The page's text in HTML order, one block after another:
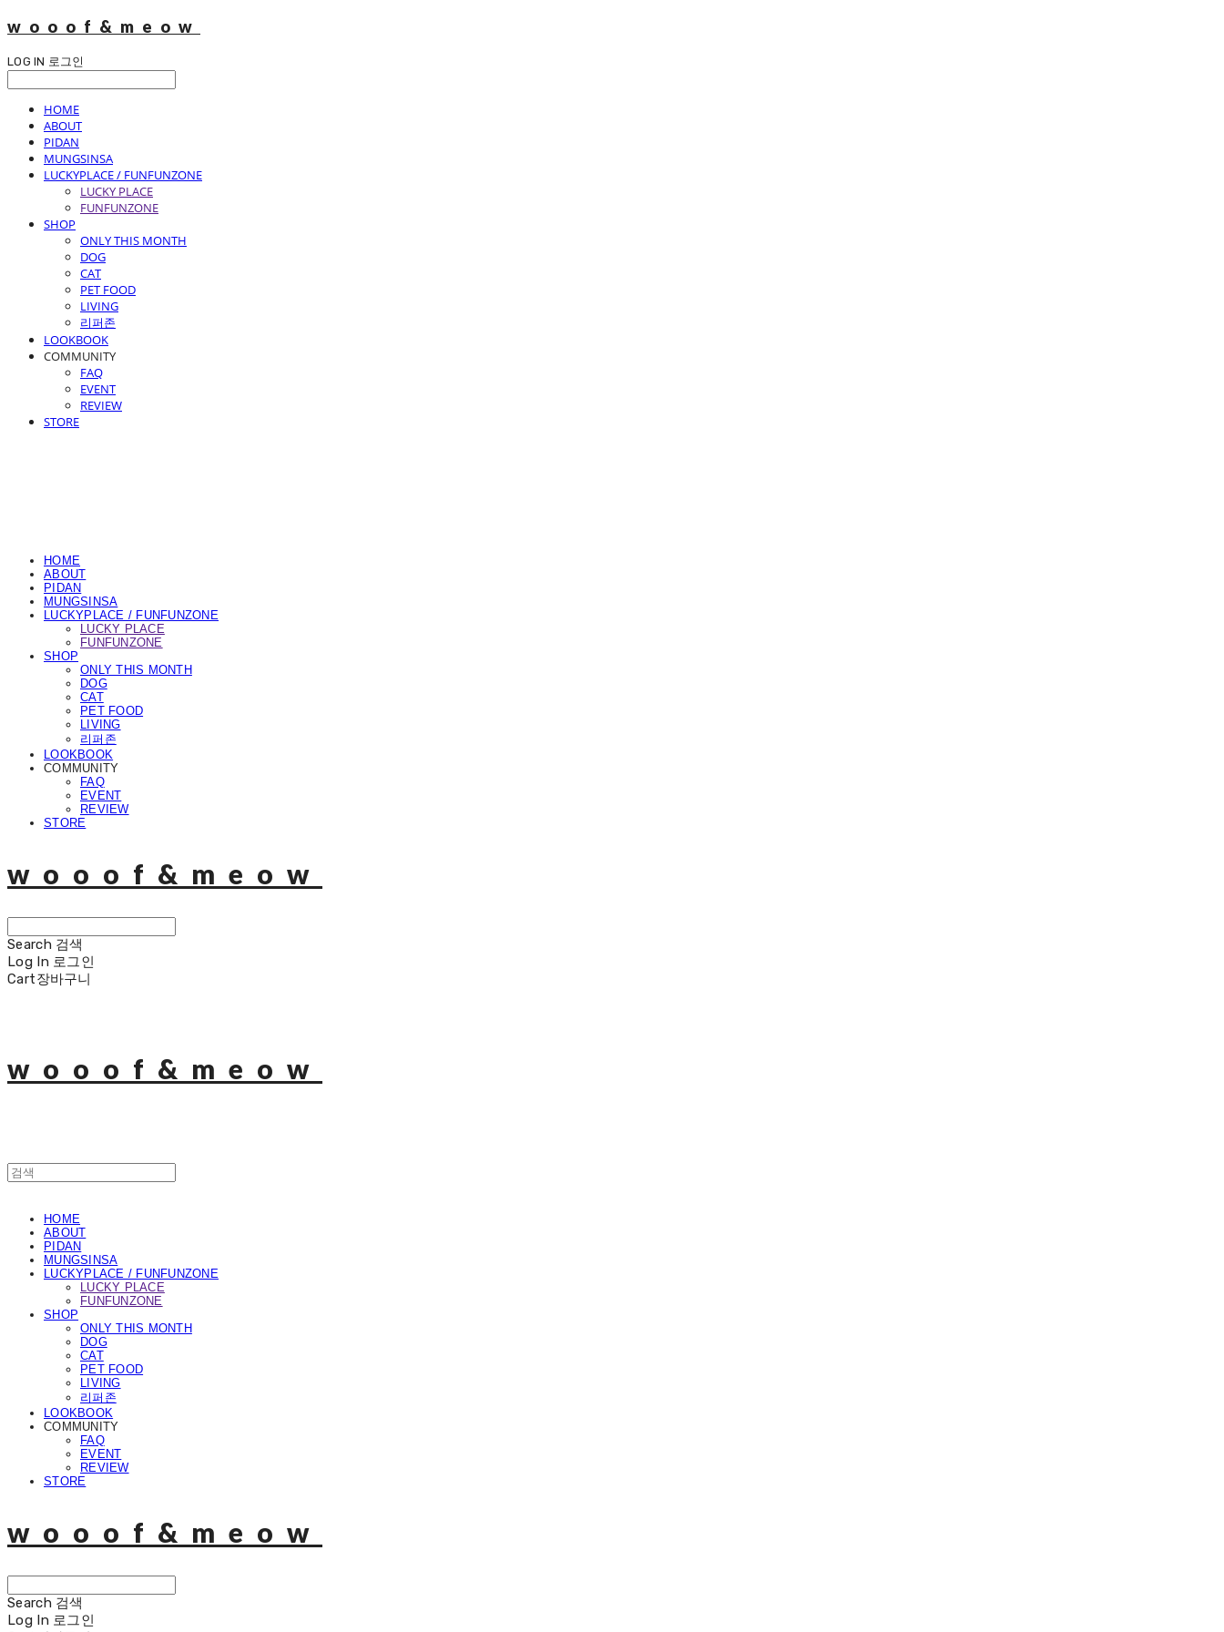
wooof&meow
LOG IN 로그인
HOME
ABOUT
PIDAN
MUNGSINSA
LUCKYPLACE / FUNFUNZONE
LUCKY PLACE
FUNFUNZONE
SHOP
ONLY THIS MONTH
DOG
CAT
PET FOOD
LIVING
리퍼존
LOOKBOOK
COMMUNITY
FAQ
EVENT
REVIEW
STORE
HOME
ABOUT
PIDAN
MUNGSINSA
LUCKYPLACE / FUNFUNZONE
LUCKY PLACE
FUNFUNZONE
SHOP
ONLY THIS MONTH
DOG
CAT
PET FOOD
LIVING
리퍼존
LOOKBOOK
COMMUNITY
FAQ
EVENT
REVIEW
STORE
wooof&meow
Search 검색
Log In 로그인
Cart장바구니
wooof&meow
HOME
ABOUT
PIDAN
MUNGSINSA
LUCKYPLACE / FUNFUNZONE
LUCKY PLACE
FUNFUNZONE
SHOP
ONLY THIS MONTH
DOG
CAT
PET FOOD
LIVING
리퍼존
LOOKBOOK
COMMUNITY
FAQ
EVENT
REVIEW
STORE
wooof&meow
Search 검색
Log In 로그인